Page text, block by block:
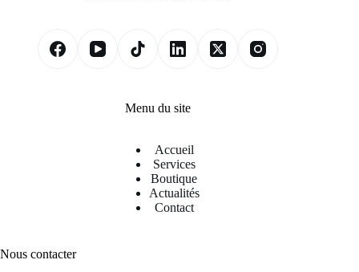
Menu du site
Accueil
Services
Boutique
Actualités
Contact
Nous contacter